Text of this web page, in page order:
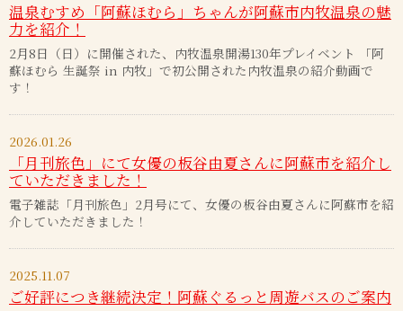
温泉むすめ「阿蘇ほむら」ちゃんが阿蘇市内牧温泉の魅
力を紹介！
2月8日（日）に開催された、内牧温泉開湯130年プレイベント 「阿
蘇ほむら 生誕祭 in 内牧」で初公開された内牧温泉の紹介動画で
す！
2026.01.26
「月刊旅色」にて女優の板谷由夏さんに阿蘇市を紹介し
ていただきました！
電子雑誌「月刊旅色」2月号にて、女優の板谷由夏さんに阿蘇市を紹
介していただきました！
2025.11.07
ご好評につき継続決定！阿蘇ぐるっと周遊バスのご案内